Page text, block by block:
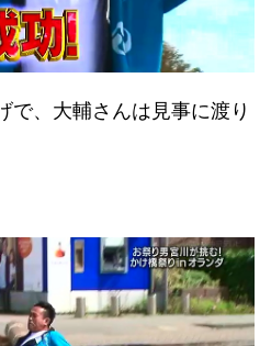
で、大輔さんは見事に渡り